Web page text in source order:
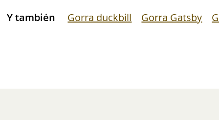
Y también Gorra duckbill Gorra Gatsby